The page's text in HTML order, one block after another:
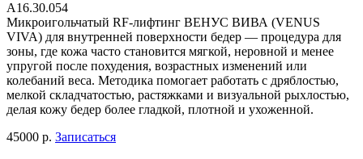
А16.30.054
Микроигольчатый RF-лифтинг ВЕНУС ВИВА (VENUS
VIVA) для внутренней поверхности бедер — процедура для
зоны, где кожа часто становится мягкой, неровной и менее
упругой после похудения, возрастных изменений или
колебаний веса. Методика помогает работать с дряблостью,
мелкой складчатостью, растяжками и визуальной рыхлостью,
делая кожу бедер более гладкой, плотной и ухоженной.
45000 р. Записаться